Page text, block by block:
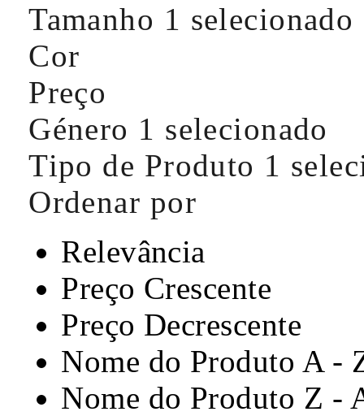
Tamanho 1 selecionado
Cor
Preço
Género 1 selecionado
Tipo de Produto 1
Ordenar por
Relevância
Preço Crescente
Preço Decrescente
Nome do Produto A -
Nome do Produto Z -